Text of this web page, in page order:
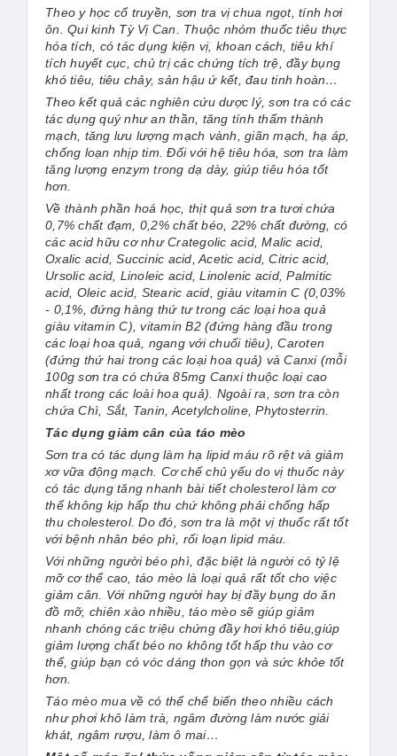
Theo y học cổ truyền, sơn tra vị chua ngọt, tính hơi
ôn. Qui kinh Tỳ Vị Can. Thuộc nhóm thuốc tiêu thực
hóa tích, có tác dụng kiện vị, khoan cách, tiêu khí
tích huyết cục, chủ trị các chứng tích trệ, đầy bụng
khó tiêu, tiêu chảy, sản hậu ứ kết, đau tinh hoàn…
Theo kết quả các nghiên cứu dược lý, sơn tra có các
tác dụng quý như an thần, tăng tính thấm thành
mạch, tăng lưu lượng mạch vành, giãn mạch, hạ áp,
chống loạn nhịp tim. Đối với hệ tiêu hóa, sơn tra làm
tăng lượng enzym trong dạ dày, giúp tiêu hóa tốt
hơn.
Về thành phần hoá học, thịt quả sơn tra tươi chứa
0,7% chất đạm, 0,2% chất béo, 22% chất đường, có
các acid hữu cơ như Crategolic acid, Malic acid,
Oxalic acid, Succinic acid, Acetic acid, Citric acid,
Ursolic acid, Linoleic acid, Linolenic acid, Palmitic
acid, Oleic acid, Stearic acid, giàu vitamin C (0,03%
- 0,1%, đứng hàng thứ tư trong các loại hoa quả
giàu vitamin C), vitamin B2 (đứng hàng đầu trong
các loại hoa quả, ngang với chuối tiêu), Caroten
(đứng thứ hai trong các loại hoa quả) và Canxi (mỗi
100g sơn tra có chứa 85mg Canxi thuộc loại cao
nhất trong các loài hoa quả). Ngoài ra, sơn tra còn
chứa Chì, Sắt, Tanin, Acetylcholine, Phytosterrin.
Tác dụng giảm cân của táo mèo
Sơn tra có tác dụng làm hạ lipid máu rõ rệt và giảm
xơ vữa động mạch. Cơ chế chủ yếu do vị thuốc này
có tác dụng tăng nhanh bài tiết cholesterol làm cơ
thể không kịp hấp thu chứ không phải chống hấp
thu cholesterol. Do đó, sơn tra là một vị thuốc rất tốt
với bệnh nhân béo phì, rối loạn lipid máu.
Với những người béo phì, đặc biệt là người có tỷ lệ
mỡ cơ thể cao, táo mèo là loại quả rất tốt cho việc
giảm cân. Với những người hay bị đầy bụng do ăn
đồ mỡ, chiên xào nhiều, táo mèo sẽ giúp giảm
nhanh chóng các triệu chứng đầy hơi khó tiêu,giúp
giảm lượng chất béo no không tốt hấp thu vào cơ
thể, giúp bạn có vóc dáng thon gọn và sức khỏe tốt
hơn.
Táo mèo mua về có thể chế biến theo nhiều cách
như phơi khô làm trà, ngâm đường làm nước giải
khát, ngâm rượu, làm ô mai…